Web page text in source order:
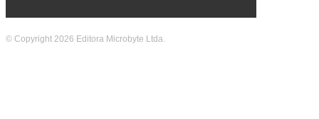
© Copyright 2026 Editora Microbyte Ltda.